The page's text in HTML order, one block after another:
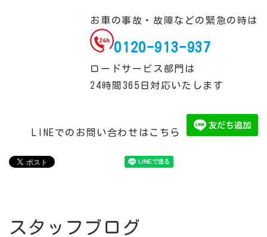
お車の事故・故障などの緊急の時は
0120-913-937
ロードサービス部門は
24時間365日対応いたします
LINEでのお問い合わせはこちら
スタッフブログ